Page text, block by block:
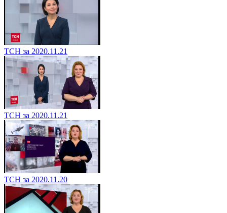
ТСН за 2020.11.21
ТСН за 2020.11.21
ТСН за 2020.11.20